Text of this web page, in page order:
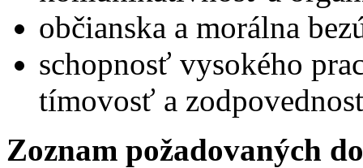
občianska a morálna
schopnosť vysokého
tímovosť a
Zoznam požadovaných